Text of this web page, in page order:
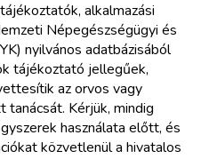
alkalmazási
Népegészségügyi és
nyilvános adatbázisából
tájékoztató jellegűek,
az orvos vagy
Kérjük, mindig
használata előtt, és
közvetlenül a hivatalos